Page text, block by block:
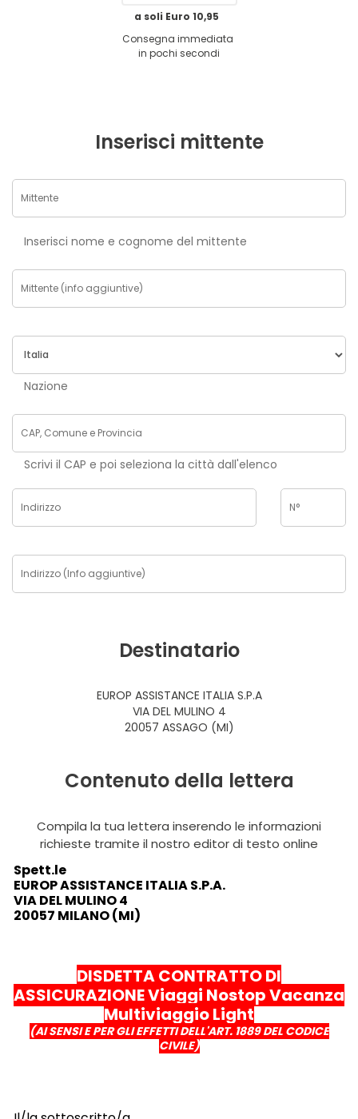
a soli Euro 10,95
Consegna immediata
in pochi secondi
Inserisci mittente
Inserisci nome e cognome del mittente
Nazione
Scrivi il CAP e poi seleziona la città dall'elenco
Destinatario
EUROP ASSISTANCE ITALIA S.P.A
VIA DEL MULINO 4
20057 ASSAGO (MI)
Contenuto della lettera
Compila la tua lettera inserendo le informazioni
richieste tramite il nostro editor di testo online
Spett.le
EUROP ASSISTANCE ITALIA S.P.A.
VIA DEL MULINO 4
20057 MILANO (MI)
DISDETTA CONTRATTO DI
ASSICURAZIONE Viaggi Nostop Vacanza
Multiviaggio Light
(AI SENSI E PER GLI EFFETTI DELL'ART. 1889 DEL CODICE
CIVILE)